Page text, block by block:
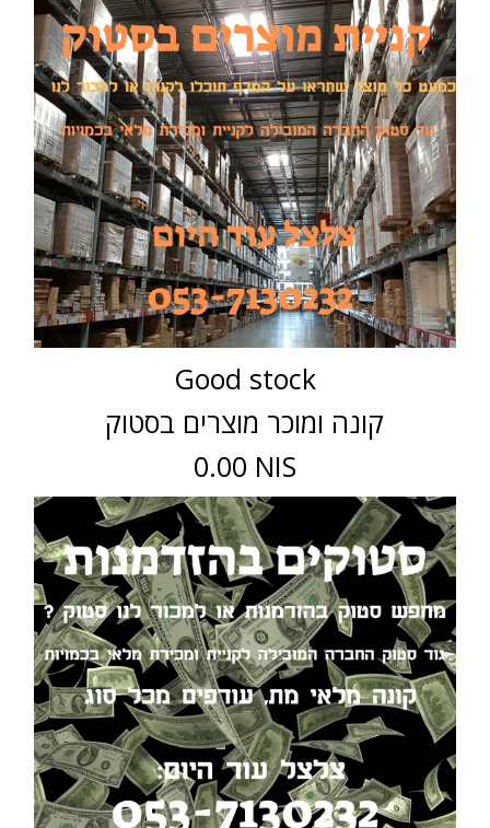
Good stock
קונה ומוכר מוצרים בסטוק
0.00 NIS